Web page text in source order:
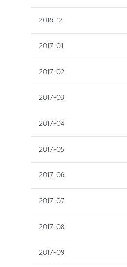
2016-12
2017-01
2017-02
2017-03
2017-04
2017-05
2017-06
2017-07
2017-08
2017-09